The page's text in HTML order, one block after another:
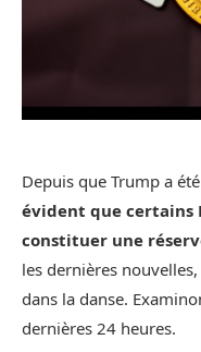
Depuis que Trump a
évident que certains
constituer une
les dernières
dans la danse.
dernières 24 heures.